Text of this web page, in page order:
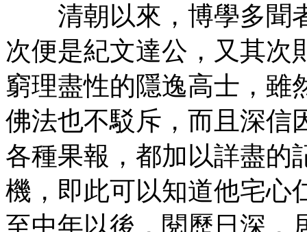
清朝以來，博學多聞
次便是紀文達公，又其次
窮理盡性的隱逸高士，雖
佛法也不駁斥，而且深信
各種果報，都加以詳盡的
機，即此可以知道他宅心
至中年以後，閱歷日深，